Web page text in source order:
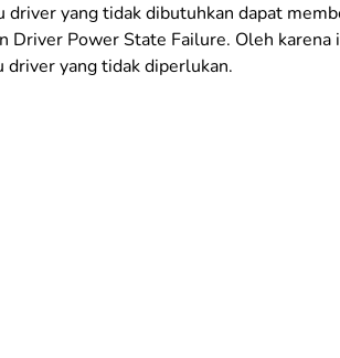
driver yang tidak dibutuhkan dapat
Driver Power State Failure. Oleh
driver yang tidak diperlukan.